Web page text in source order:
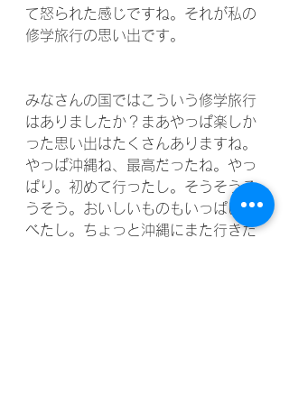
て怒られた感じですね。それが私の
修学旅行の思い出です。
みなさんの国ではこういう修学旅行
はありましたか？まあやっぱ楽しか
った思い出はたくさんありますね。
やっぱ沖縄ね、最高だったね。やっ
ぱり。初めて行ったし。そうそうそ
うそう。おいしいものもいっぱい食
べたし。ちょっと沖縄にまた行きた